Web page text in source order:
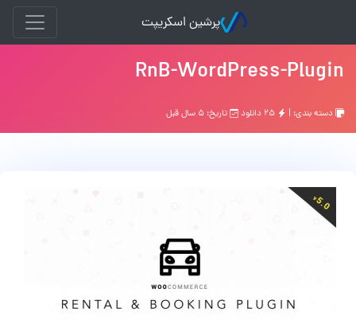
پرشین اسکریپت
RnB-WordPress-Plugin
دسته بندی: | تاریخ: ۵ سال قبل